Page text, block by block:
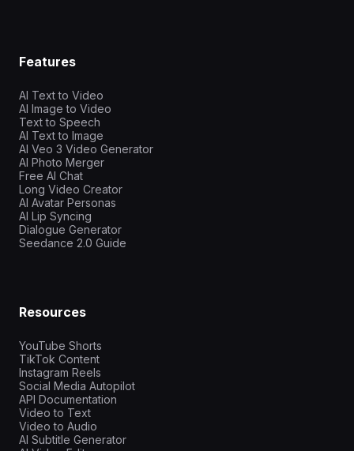
Features
AI Text to Video
AI Image to Video
Text to Speech
AI Text to Image
AI Veo 3 Video Generator
AI Photo Merger
Free AI Chat
Long Video Creator
AI Avatar Personas
AI Lip Syncing
Dialogue Generator
Seedance 2.0 Guide
Resources
YouTube Shorts
TikTok Content
Instagram Reels
Social Media Autopilot
API Documentation
Video to Text
Video to Audio
AI Subtitle Generator